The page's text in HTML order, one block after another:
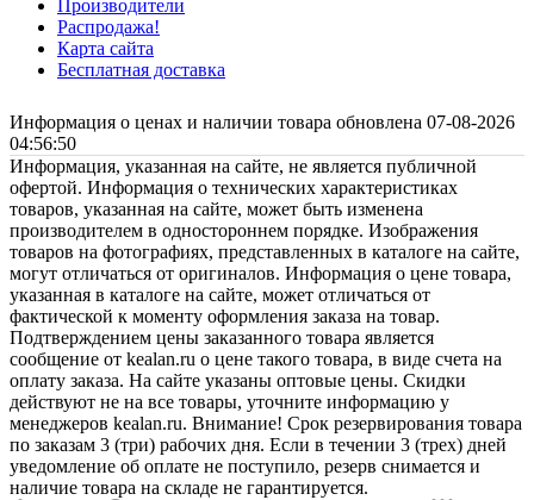
Производители
Распродажа!
Карта сайта
Бесплатная доставка
Информация о ценах и наличии товара обновлена 07-08-2026
04:56:50
Информация, указанная на сайте, не является публичной
офертой. Информация о технических характеристиках
товаров, указанная на сайте, может быть изменена
производителем в одностороннем порядке. Изображения
товаров на фотографиях, представленных в каталоге на сайте,
могут отличаться от оригиналов. Информация о цене товара,
указанная в каталоге на сайте, может отличаться от
фактической к моменту оформления заказа на товар.
Подтверждением цены заказанного товара является
сообщение от kealan.ru о цене такого товара, в виде счета на
оплату заказа. На сайте указаны оптовые цены. Скидки
действуют не на все товары, уточните информацию у
менеджеров kealan.ru. Внимание! Срок резервирования товара
по заказам 3 (три) рабочих дня. Если в течении 3 (трех) дней
уведомление об оплате не поступило, резерв снимается и
наличие товара на складе не гарантируется.